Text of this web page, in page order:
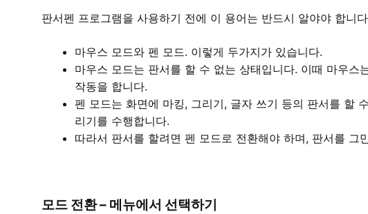
판서펜 프로그램을 사용하기 전에 이 용어는 반드시 알야야 합니
마우스 모드와 펜 모드. 이렇게 두가지가 있습니다.
마우스 모드는 판서를 할 수 없는 상태입니다. 이때 마우스
작동을 합니다.
펜 모드는 화면에 마킹, 그리기, 글자 쓰기 등의 판서를 할
리기를 수행합니다.
따라서 판서를 할려면 펜 모드로 전환해야 하며, 판서를 그
모드 전환 – 메뉴에서 선택하기